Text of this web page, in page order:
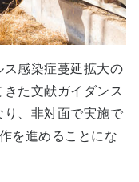
ス感染症蔓延拡大の
た文献ガイダンス
り、非対面で実施で
を進めることにな